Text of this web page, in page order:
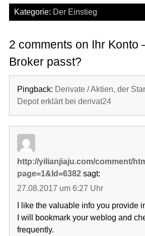
Kategorie: Der Einstieg
2 comments on Ihr Konto
Broker passt?
Pingback: Derivate / Aktien, der
Depot erklärt bei derivat24
http://yilianjiaju.com/comment/
page=1&Id=6382 sagt:
27.08.2017 um 6:27 Uhr
I like the valuable info you provide
I will bookmark your weblog and
frequently.